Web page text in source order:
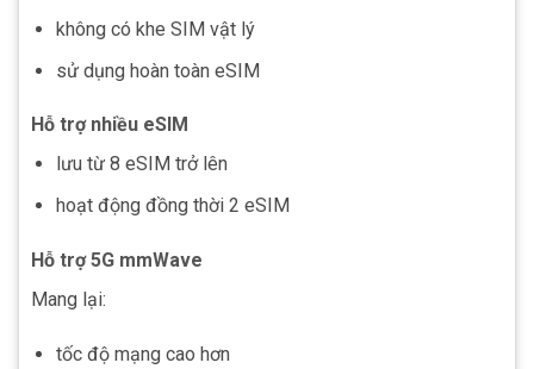
không có khe SIM vật lý
sử dụng hoàn toàn eSIM
Hỗ trợ nhiều eSIM
lưu từ 8 eSIM trở lên
hoạt động đồng thời 2 eSIM
Hỗ trợ 5G mmWave
Mang lại:
tốc độ mạng cao hơn